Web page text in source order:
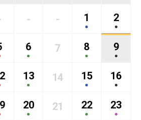
- - 1 2
6 7 8 9
13 14 15 16
20 21 22 23